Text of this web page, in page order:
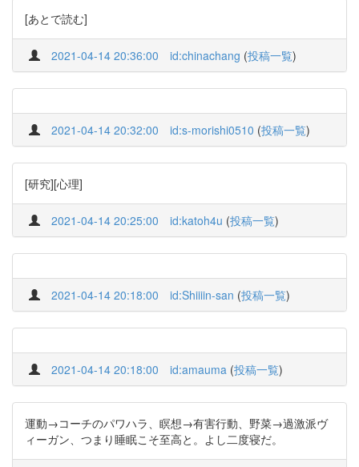
[あとで読む]
2021-04-14 20:36:00 id:chinachang (投稿一覧)
2021-04-14 20:32:00 id:s-morishi0510 (投稿一覧)
[研究][心理]
2021-04-14 20:25:00 id:katoh4u (投稿一覧)
2021-04-14 20:18:00 id:Shiiiin-san (投稿一覧)
2021-04-14 20:18:00 id:amauma (投稿一覧)
運動→コーチのパワハラ、瞑想→有害行動、野菜→過激派ヴ
ィーガン、つまり睡眠こそ至高と。よし二度寝だ。